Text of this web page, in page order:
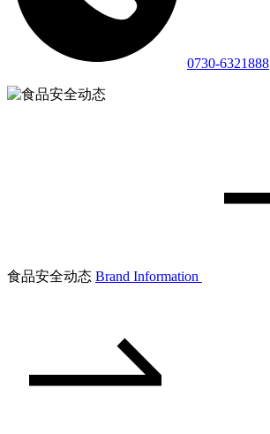
0730-6321888
食品安全动态 Brand Information